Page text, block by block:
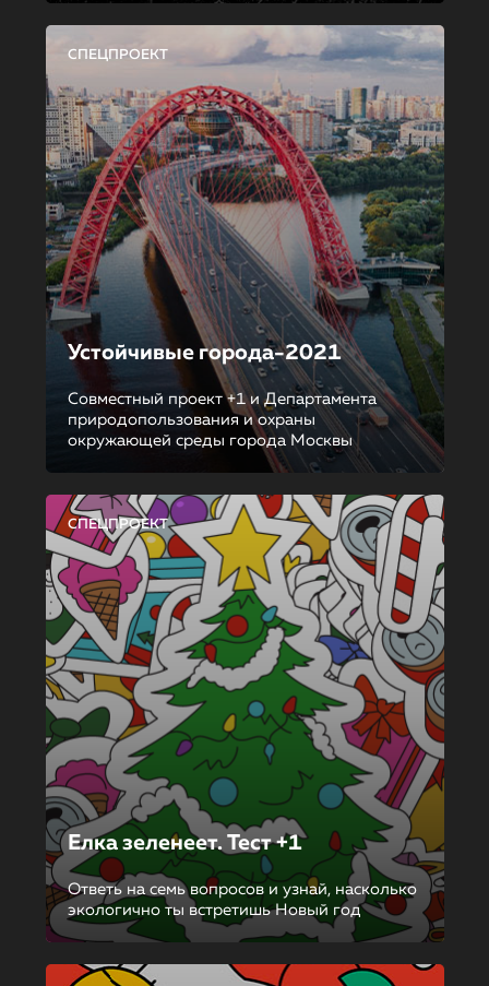
СПЕЦПРОЕКТ
Устойчивые города-2021
Совместный проект +1 и Департамента
природопользования и охраны
окружающей среды города Москвы
СПЕЦПРОЕКТ
Елка зеленеет. Тест +1
Ответь на семь вопросов и узнай, насколько
экологично ты встретишь Новый год